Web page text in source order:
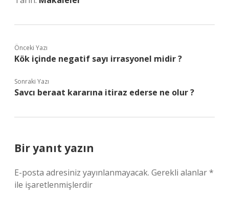
Önceki Yazı
Kök içinde negatif sayı irrasyonel midir ?
Sonraki Yazı
Savcı beraat kararına itiraz ederse ne olur ?
Bir yanıt yazın
E-posta adresiniz yayınlanmayacak. Gerekli alanlar*
ile işaretlenmişlerdir